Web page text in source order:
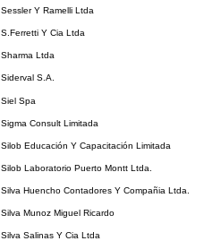
Sessler Y Ramelli Ltda
S.Ferretti Y Cia Ltda
Sharma Ltda
Siderval S.A.
Siel Spa
Sigma Consult Limitada
Silob Educación Y Capacitación Limitada
Silob Laboratorio Puerto Montt Ltda.
Silva Huencho Contadores Y Compañia Ltda.
Silva Munoz Miguel Ricardo
Silva Salinas Y Cia Ltda